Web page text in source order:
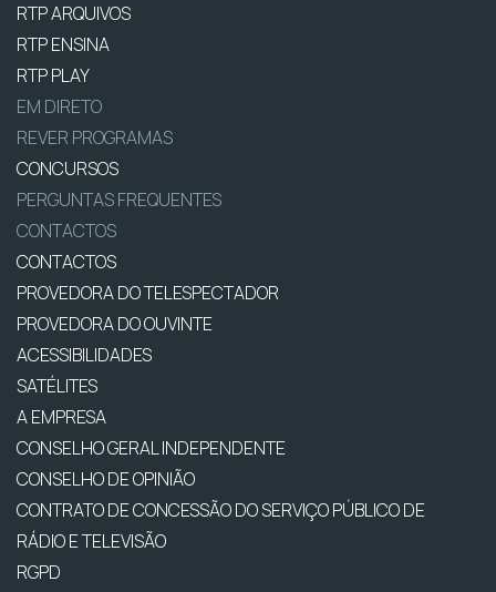
RTP ARQUIVOS
RTP ENSINA
RTP PLAY
EM DIRETO
REVER PROGRAMAS
CONCURSOS
PERGUNTAS FREQUENTES
CONTACTOS
CONTACTOS
PROVEDORA DO TELESPECTADOR
PROVEDORA DO OUVINTE
ACESSIBILIDADES
SATÉLITES
A EMPRESA
CONSELHO GERAL INDEPENDENTE
CONSELHO DE OPINIÃO
CONTRATO DE CONCESSÃO DO SERVIÇO PÚBLICO DE
RÁDIO E TELEVISÃO
RGPD